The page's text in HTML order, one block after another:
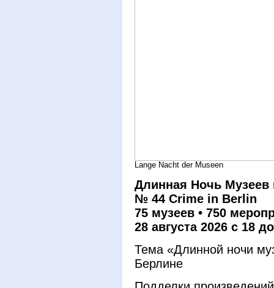
Lange Nacht der Museen
Длинная Ночь Музеев
№ 44 Crime in Berlin
75 музеев • 750
28 августа 2026 с 18
Тема «Длинной ночи
Берлине